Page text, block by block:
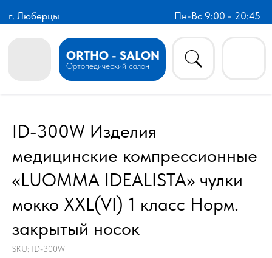
г. Люберцы Пн-Вс 9:00 - 20:45
ORTHO - SALON
Ортопедический салон
ID-300W Изделия
медицинские компрессионные
«LUOMMA IDEALISTA» чулки
мокко XXL(VI) 1 класс Норм.
закрытый носок
SKU: ID-300W